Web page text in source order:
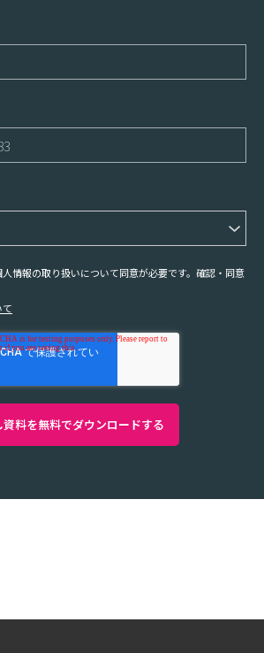
情報の取り扱いについて同意が必要です。確認・同意